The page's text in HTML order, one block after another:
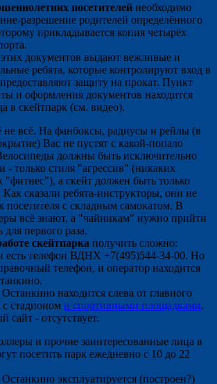
посетителей необходимо
разрешение родителей определённого
прикладывается копия четырёх
документов выдают вежливые и
ребята, которые контролируют вход в
защиту на прокат. Пункт
и оформления документов находится
в скейтпарк (см. видео).
не всё. На фанбоксы, радиусы и рейлы (в
Вас не пустят с какой-попало
должны быть исключительно
только стиля "агрессив" (никаких
"фитнес"), а скейт должен быть только
сказали ребята-инструкторы, они не
посетителя с складным самокатом. В
всё знают, а "чайникам" нужно прийти
для первого раза.
скейтпарка получить сложно:
есть телефон ВДНХ +7(495)544-34-00. Но
телефон, и оператор находится
находится слева от главного
стадионом и спортивными площадками.
сайт - отсутствует.
и прочие заинтересованные лица в
посетить парк ежедневно с 10 до 22
эксплуатируется (построен?)